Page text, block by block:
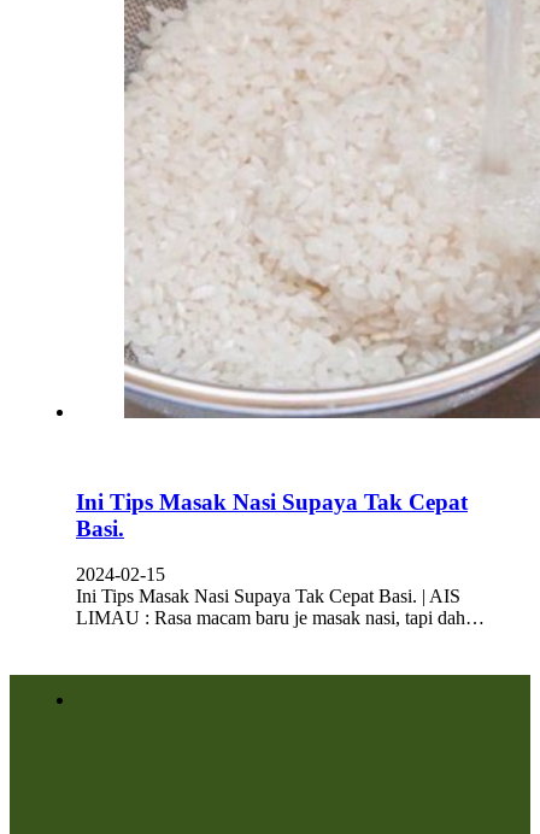
Ini Tips Masak Nasi Supaya Tak Cepat
Basi.
2024-02-15
Ini Tips Masak Nasi Supaya Tak Cepat Basi. | AIS
LIMAU : Rasa macam baru je masak nasi, tapi dah…